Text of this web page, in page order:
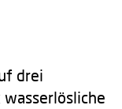
drei